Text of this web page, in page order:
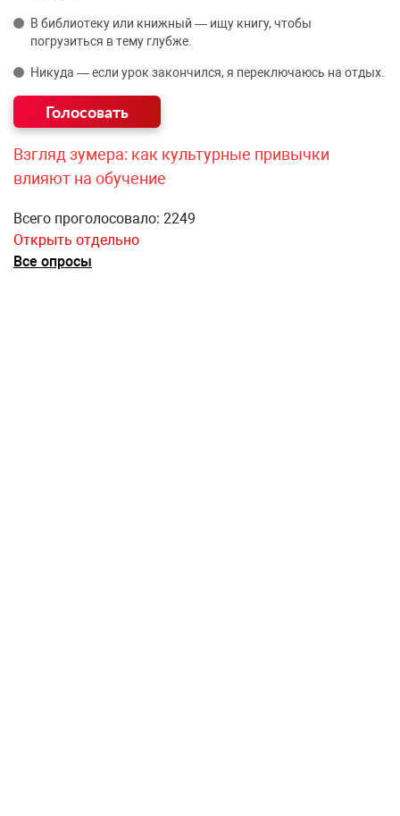
В библиотеку или книжный — ищу книгу, чтобы
погрузиться в тему глубже.
Никуда — если урок закончился, я переключаюсь на отдых.
Взгляд зумера: как культурные привычки
влияют на обучение
Всего проголосовало: 2249
Открыть отдельно
Все опросы